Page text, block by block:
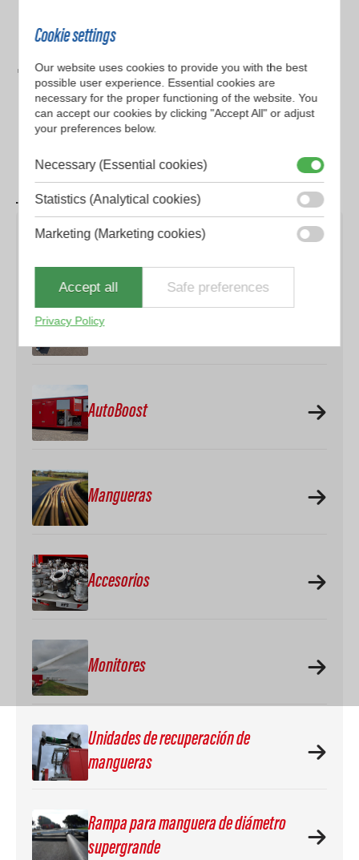
"
Hytrans ofrece a los equipos de extinción de incendios y emergencias
una solución llave en mano para luchar contra los incendios
forestales con rapidez y eficacia, protegiendo al mismo tiempo la
– Bomberos de República Checa
HydroSub
AutoBoost
Mangueras
Accesorios
Monitores
Unidades de recuperación de
mangueras
Rampa para manguera de diámetro
supergrande
Cookie settings
Our website uses cookies to provide you with the best
possible user experience. Essential cookies are
necessary for the proper functioning of the website. You
can accept our cookies by clicking "Accept All" or adjust
your preferences below.
Necessary (Essential cookies)
Statistics (Analytical cookies)
Marketing (Marketing cookies)
Accept all Safe preferences
Privacy Policy